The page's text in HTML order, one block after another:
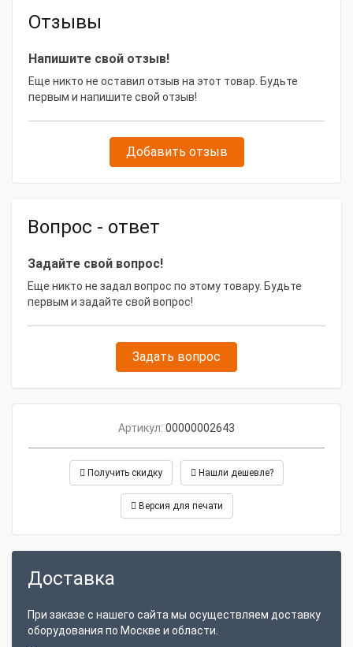
Давление, бар
Точка росы, °C
Артикул 00000002643
Модель товара CrossAir CAAD-3.6
Габаритные размеры и вес
Масса, кг
Длина, мм 690
Отзывы
Напишите свой отзыв!
Еще никто не оставил отзыв на этот товар. Будьте
первым и напишите свой отзыв!
Добавить отзыв
Вопрос - ответ
Задайте свой вопрос!
Еще никто не задал вопрос по этому товару. Будьте
первым и задайте свой вопрос!
Задать вопрос
Артикул: 00000002643
Получить скидку Нашли дешевле?
Версия для печати
Доставка
При заказе с нашего сайта мы осуществляем доставку
оборудования по Москве и области.